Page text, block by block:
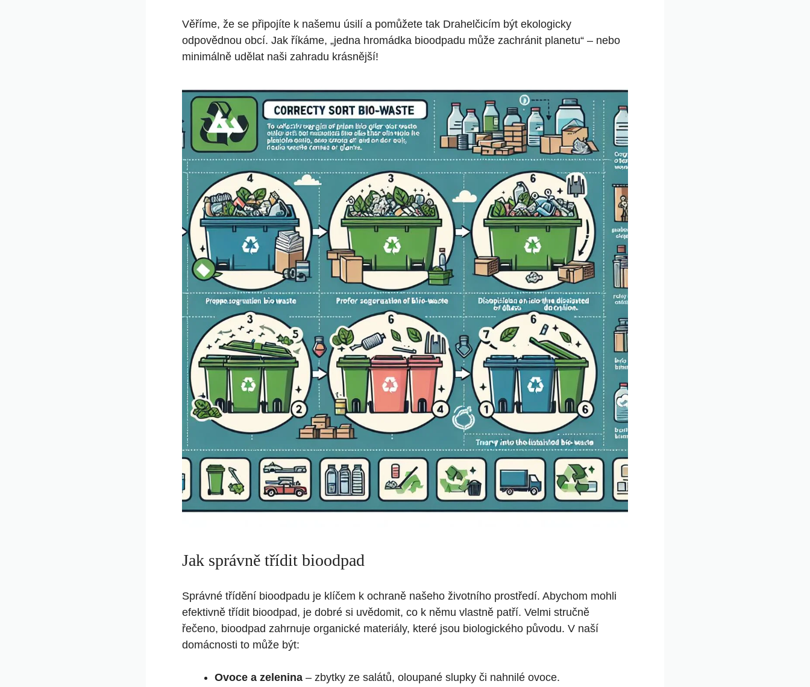
Věříme, že se připojíte k našemu úsilí a pomůžete tak Drahelčicím být ekologicky
odpovědnou obcí. Jak říkáme, „jedna hromádka bioodpadu může zachránit planetu“ – nebo
minimálně udělat naši zahradu krásnější!
Jak správně třídit bioodpad
Správné třídění bioodpadu je klíčem k ochraně našeho životního prostředí. Abychom mohli
efektivně třídit bioodpad, je dobré si uvědomit, co k němu vlastně patří. Velmi stručně
řečeno, bioodpad zahrnuje organické materiály, které jsou biologického původu. V naší
domácnosti to může být:
Ovoce a zelenina – zbytky ze salátů, oloupané slupky či nahnilé ovoce.